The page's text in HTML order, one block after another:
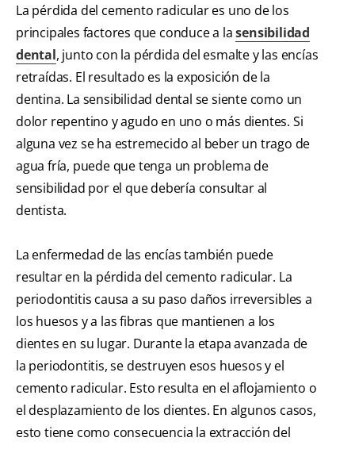
La pérdida del cemento radicular es uno de los
principales factores que conduce a lasensibilidad
dental, junto con la pérdida del esmalte y las encías
retraídas. El resultado es la exposición de la
dentina. La sensibilidad dental se siente como un
dolor repentino y agudo en uno o más dientes. Si
alguna vez se ha estremecido al beber un trago de
agua fría, puede que tenga un problema de
sensibilidad por el que debería consultar al
dentista.
La enfermedad de las encías también puede
resultar en la pérdida del cemento radicular. La
periodontitis causa a su paso daños irreversibles a
los huesos y a las fibras que mantienen a los
dientes en su lugar. Durante la etapa avanzada de
la periodontitis, se destruyen esos huesos y el
cemento radicular. Esto resulta en el aflojamiento o
el desplazamiento de los dientes. En algunos casos,
esto tiene como consecuencia la extracción del